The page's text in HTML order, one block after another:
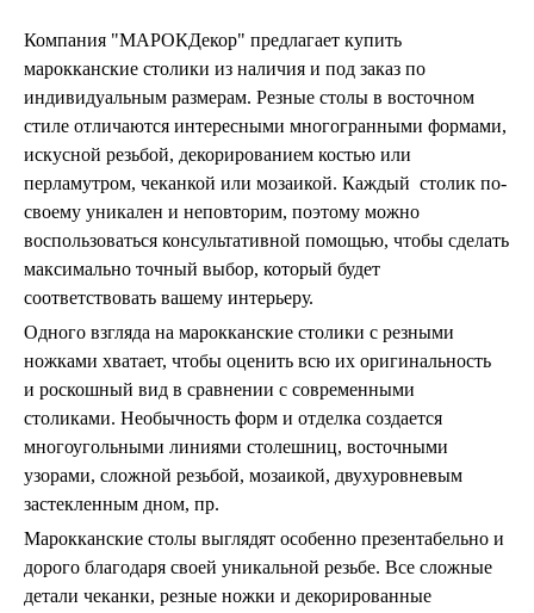
Пледы и покрывала
Салфетницы
Свечи и подсвечники
Сундуки
Шкатулки
Хлопковые
Шерстяные
Тажины
Чайники и кофейники
Наборы чайные и кофейные
Подносы
Сахарницы, конфетницы,
фруктовницы
Пиалы, чаши, салатники
Компания "МАРОКДекор" предлагает купить
марокканские столики из наличия и под заказ по
индивидуальным размерам. Резные столы в восточном
стиле отличаются интересными многогранными формами,
искусной резьбой, декорированием костью или
перламутром, чеканкой или мозаикой. Каждый столик по-
своему уникален и неповторим, поэтому можно
воспользоваться консультативной помощью, чтобы сделать
максимально точный выбор, который будет
соответствовать вашему интерьеру.
Одного взгляда на марокканские столики с резными
ножками хватает, чтобы оценить всю их оригинальность
и роскошный вид в сравнении с современными
столиками. Необычность форм и отделка создается
многоугольными линиями столешниц, восточными
узорами, сложной резьбой, мозаикой, двухуровневым
застекленным дном, пр.
Марокканские столы выглядят особенно презентабельно и
дорого благодаря своей уникальной резьбе. Все сложные
детали чеканки, резные ножки и декорированные